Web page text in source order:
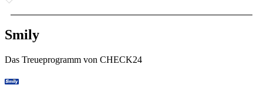
Smily
Das Treueprogramm von CHECK24